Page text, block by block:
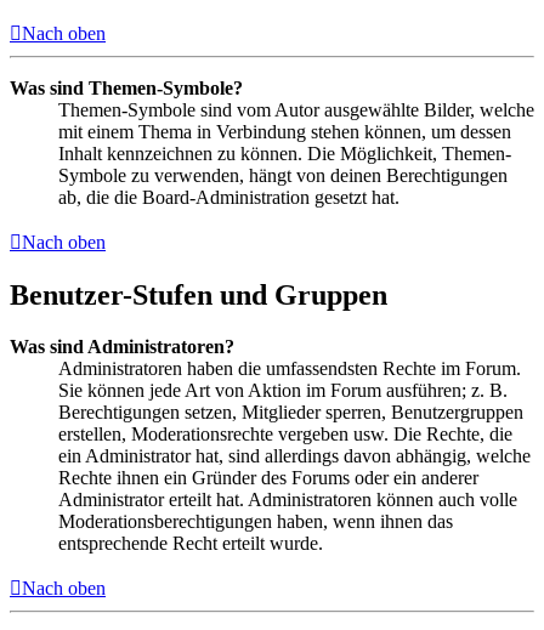
Nach oben
Was sind Themen-Symbole?
Themen-Symbole sind vom Autor ausgewählte Bilder, welche
mit einem Thema in Verbindung stehen können, um dessen
Inhalt kennzeichnen zu können. Die Möglichkeit, Themen-
Symbole zu verwenden, hängt von deinen Berechtigungen
ab, die die Board-Administration gesetzt hat.
Nach oben
Benutzer-Stufen und Gruppen
Was sind Administratoren?
Administratoren haben die umfassendsten Rechte im Forum.
Sie können jede Art von Aktion im Forum ausführen; z. B.
Berechtigungen setzen, Mitglieder sperren, Benutzergruppen
erstellen, Moderationsrechte vergeben usw. Die Rechte, die
ein Administrator hat, sind allerdings davon abhängig, welche
Rechte ihnen ein Gründer des Forums oder ein anderer
Administrator erteilt hat. Administratoren können auch volle
Moderationsberechtigungen haben, wenn ihnen das
entsprechende Recht erteilt wurde.
Nach oben